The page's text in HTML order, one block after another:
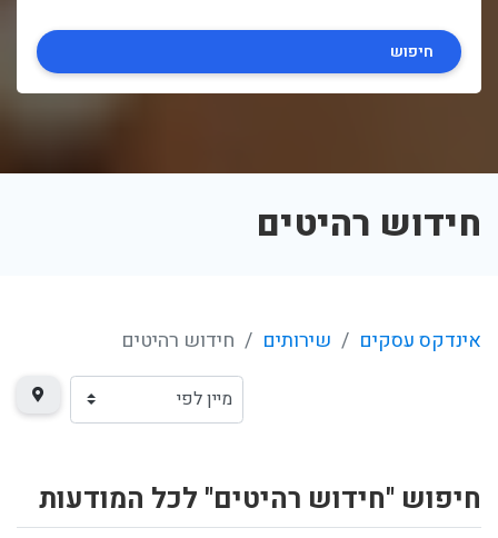
חיפוש
חידוש רהיטים
אינדקס עסקים שירותים חידוש רהיטים
חיפוש "חידוש רהיטים" לכל המודעות